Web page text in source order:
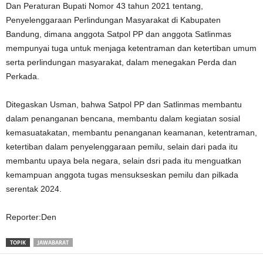
Dan Peraturan Bupati Nomor 43 tahun 2021 tentang,
Penyelenggaraan Perlindungan Masyarakat di Kabupaten
Bandung, dimana anggota Satpol PP dan anggota Satlinmas
mempunyai tuga untuk menjaga ketentraman dan ketertiban umum
serta perlindungan masyarakat, dalam menegakan Perda dan
Perkada.
Ditegaskan Usman, bahwa Satpol PP dan Satlinmas membantu
dalam penanganan bencana, membantu dalam kegiatan sosial
kemasuatakatan, membantu penanganan keamanan, ketentraman,
ketertiban dalam penyelenggaraan pemilu, selain dari pada itu
membantu upaya bela negara, selain dsri pada itu menguatkan
kemampuan anggota tugas mensukseskan pemilu dan pilkada
serentak 2024.
Reporter:Den
TOPIK JAWABARAT